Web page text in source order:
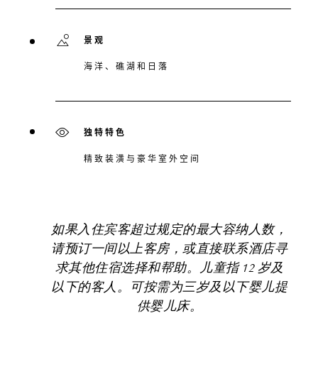
景观
海洋、礁湖和日落
独特特色
精致装潢与豪华室外空间
如果入住宾客超过规定的最大容纳人数，
请预订一间以上客房，或直接联系酒店寻
求其他住宿选择和帮助。儿童指 12 岁及
以下的客人。可按需为三岁及以下婴儿提
供婴儿床。